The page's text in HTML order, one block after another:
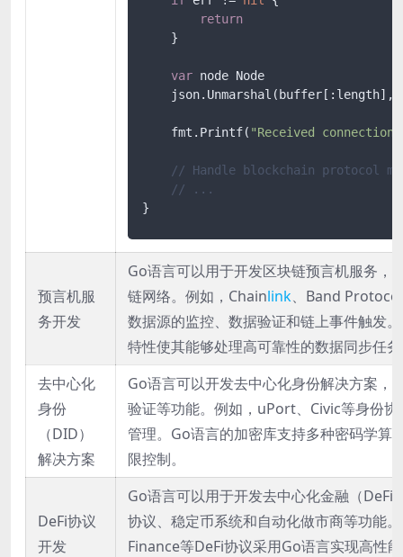
return
    }
var node Node
json.Unmarshal(buffer[:length],
    fmt.Printf(
"Received connection
// Handle blockchain protocol
// ...
}
预言机服
务开发
Go语言可以用于开发区块链预言机服务，
链网络。例如，Chainlink、Band
数据源的监控、数据验证和链上事件触发
特性使其能够处理高可靠性的数据同步任
去中心化
身份
（DID）
解决方案
Go语言可以开发去中心化身份解决方案，
验证等功能。例如，uPort、Civic等身份
管理。Go语言的加密库支持多种密码学算
限控制。
DeFi协议
开发
Go语言可以用于开发去中心化金融（DeFi
协议、稳定币系统和自动化做市商等功能
Finance等DeFi协议采用Go语言实现高性